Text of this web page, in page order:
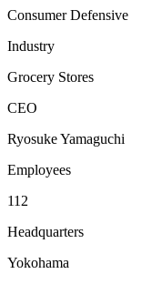
Consumer Defensive
Industry
Grocery Stores
CEO
Ryosuke Yamaguchi
Employees
112
Headquarters
Yokohama